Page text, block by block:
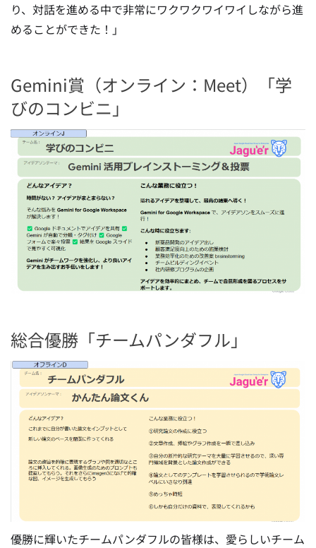
り、対話を進める中で非常にワクワクワイワイしながら進
めることができた！」
Gemini賞（オンライン：Meet）「学
びのコンビニ」
総合優勝「チームパンダフル」
優勝に輝いたチームパンダフルの皆様は、愛らしいチーム